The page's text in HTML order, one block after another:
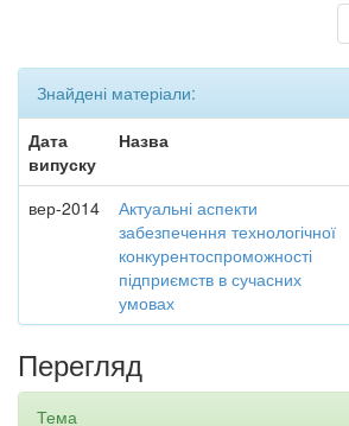
Знайдені матеріали:
Дата
випуску
Назва
вер-2014
Актуальні аспекти
забезпечення технологічної
конкурентоспроможності
підприємств в сучасних
умовах
Перегляд
Тема